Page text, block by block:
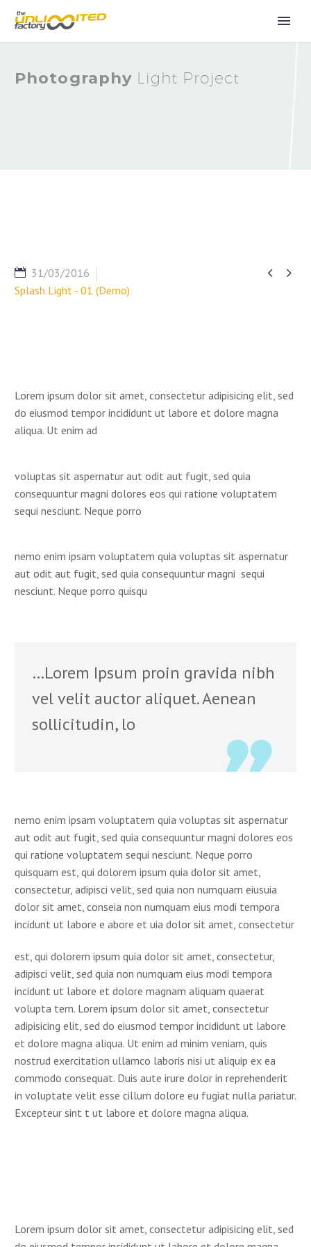
Photography Light Project
 
31/03/2016
Splash Light - 01 (Demo)
Lorem ipsum dolor sit amet, consectetur adipisicing elit, sed
do eiusmod tempor incididunt ut labore et dolore magna
aliqua. Ut enim ad
voluptas sit aspernatur aut odit aut fugit, sed quia
consequuntur magni dolores eos qui ratione voluptatem
sequi nesciunt. Neque porro
nemo enim ipsam voluptatem quia voluptas sit aspernatur
aut odit aut fugit, sed quia consequuntur magni sequi
nesciunt. Neque porro quisqu
…Lorem Ipsum proin gravida nibh
vel velit auctor aliquet. Aenean
sollicitudin, lo
nemo enim ipsam voluptatem quia voluptas sit aspernatur
aut odit aut fugit, sed quia consequuntur magni dolores eos
qui ratione voluptatem sequi nesciunt. Neque porro
quisquam est, qui dolorem ipsum quia dolor sit amet,
consectetur, adipisci velit, sed quia non numquam eiusuia
dolor sit amet, conseia non numquam eius modi tempora
incidunt ut labore e abore et uia dolor sit amet, consectetur
est, qui dolorem ipsum quia dolor sit amet, consectetur,
adipisci velit, sed quia non numquam eius modi tempora
incidunt ut labore et dolore magnam aliquam quaerat
volupta tem. Lorem ipsum dolor sit amet, consectetur
adipisicing elit, sed do eiusmod tempor incididunt ut labore
et dolore magna aliqua. Ut enim ad minim veniam, quis
nostrud exercitation ullamco laboris nisi ut aliquip ex ea
commodo consequat. Duis aute irure dolor in reprehenderit
in voluptate velit esse cillum dolore eu fugiat nulla pariatur.
Excepteur sint t ut labore et dolore magna aliqua.
Lorem ipsum dolor sit amet, consectetur adipisicing elit, sed